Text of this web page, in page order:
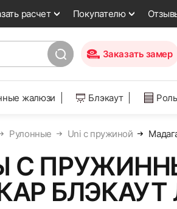
расчет Покупателю
Заказать замер
жалюзи Блэкаут
Рулонные Uni с пружиной
С
БЛЭКАУТ